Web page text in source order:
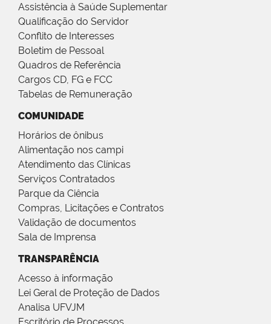
Assistência à Saúde Suplementar
Qualificação do Servidor
Conflito de Interesses
Boletim de Pessoal
Quadros de Referência
Cargos CD, FG e FCC
Tabelas de Remuneração
COMUNIDADE
Horários de ônibus
Alimentação nos campi
Atendimento das Clínicas
Serviços Contratados
Parque da Ciência
Compras, Licitações e Contratos
Validação de documentos
Sala de Imprensa
TRANSPARÊNCIA
Acesso à informação
Lei Geral de Proteção de Dados
Analisa UFVJM